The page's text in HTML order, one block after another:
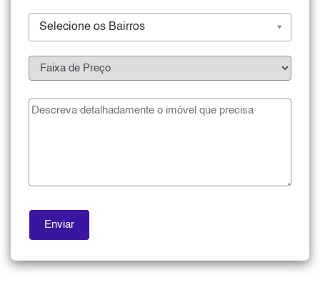
Selecione os Bairros